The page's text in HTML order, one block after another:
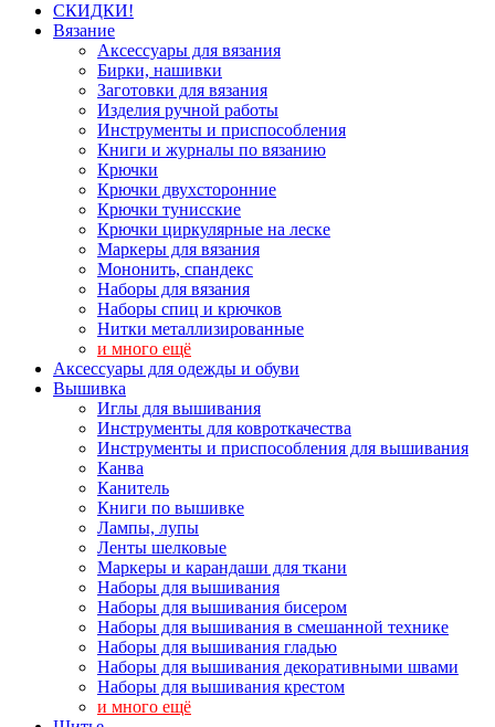
СКИДКИ!
Вязание
Аксессуары для вязания
Бирки, нашивки
Заготовки для вязания
Изделия ручной работы
Инструменты и приспособления
Книги и журналы по вязанию
Крючки
Крючки двухсторонние
Крючки тунисские
Крючки циркулярные на леске
Маркеры для вязания
Мононить, спандекс
Наборы для вязания
Наборы спиц и крючков
Нитки металлизированные
и много ещё
Аксессуары для одежды и обуви
Вышивка
Иглы для вышивания
Инструменты для ковроткачества
Инструменты и приспособления для вышивания
Канва
Канитель
Книги по вышивке
Лампы, лупы
Ленты шелковые
Маркеры и карандаши для ткани
Наборы для вышивания
Наборы для вышивания бисером
Наборы для вышивания в смешанной технике
Наборы для вышивания гладью
Наборы для вышивания декоративными швами
Наборы для вышивания крестом
и много ещё